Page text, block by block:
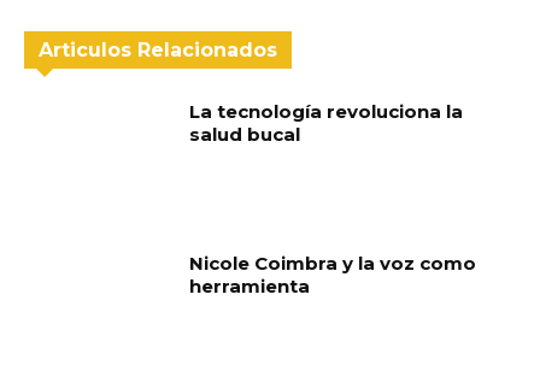
Articulos Relacionados
La tecnología revoluciona la
salud bucal
Nicole Coimbra y la voz como
herramienta